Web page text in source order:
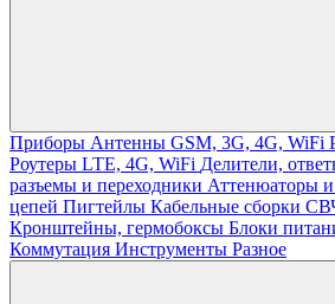
Приборы Антенны GSM, 3G, 4G, WiFi
Роутеры LTE, 4G, WiFi Делители,
разъемы и переходники Аттенюаторы и
цепей Пигтейлы Кабельные сборки
Кронштейны, гермобоксы Блоки
Коммутация Инструменты Разное